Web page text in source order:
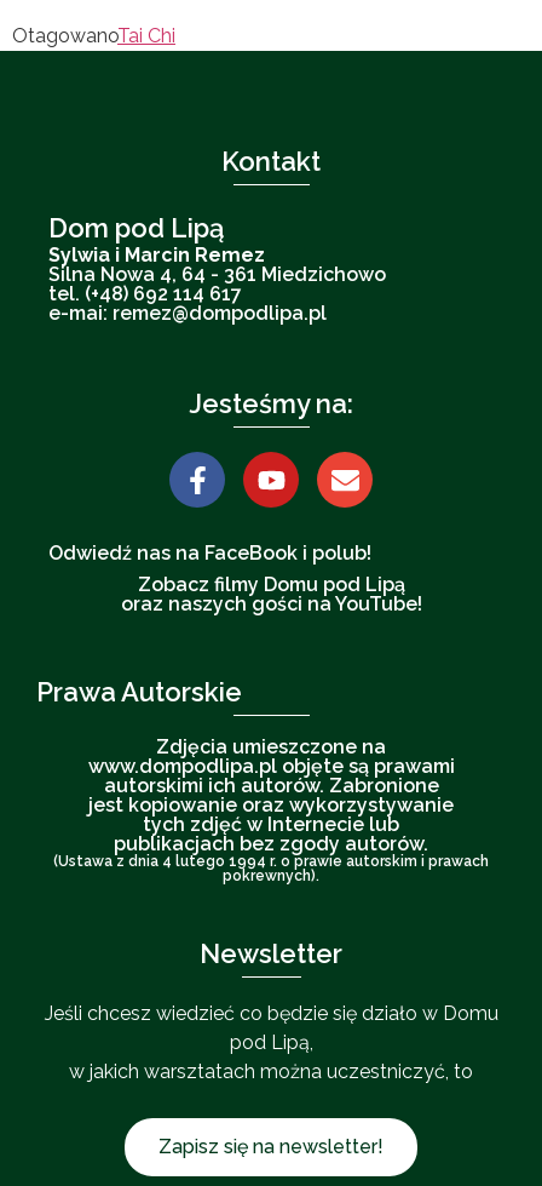
OtagowanoTai Chi
Kontakt
Dom pod Lipą
Sylwia i Marcin Remez
Silna Nowa 4, 64 - 361 Miedzichowo
tel. (+48) 692 114 617
e-mai: remez@dompodlipa.pl
Jesteśmy na:
Odwiedź nas na FaceBook i polub!
Zobacz filmy Domu pod Lipą
oraz naszych gości na YouTube!
Prawa Autorskie
Zdjęcia umieszczone na
www.dompodlipa.pl objęte są prawami
autorskimi ich autorów. Zabronione
jest kopiowanie oraz wykorzystywanie
tych zdjęć w Internecie lub
publikacjach bez zgody autorów.
(Ustawa z dnia 4 lutego 1994 r. o prawie autorskim i prawach
pokrewnych).
Newsletter
Jeśli chcesz wiedzieć co będzie się działo w Domu
pod Lipą,
w jakich warsztatach można uczestniczyć, to
Zapisz się na newsletter!